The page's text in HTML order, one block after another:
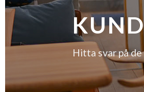
Hitta svar på